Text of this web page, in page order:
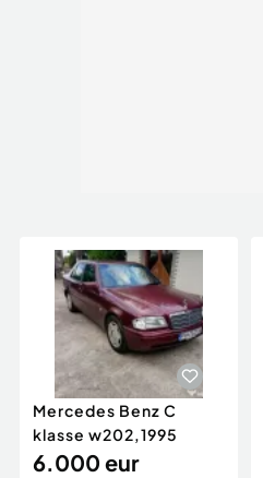
Mercedes Benz C
klasse w202,1995
6.000 eur